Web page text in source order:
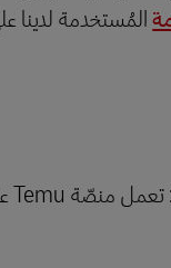
المُستخدمة لدينا